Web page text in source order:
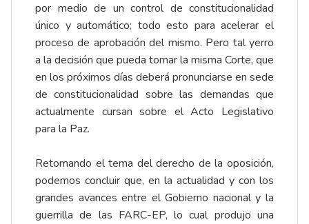
por medio de un control de constitucionalidad
único y automático; todo esto para acelerar el
proceso de aprobación del mismo. Pero tal yerro
a la decisión que pueda tomar la misma Corte, que
en los próximos días deberá pronunciarse en sede
de constitucionalidad sobre las demandas que
actualmente cursan sobre el Acto Legislativo
para la Paz.
Retomando el tema del derecho de la oposición,
podemos concluir que, en la actualidad y con los
grandes avances entre el Gobierno nacional y la
guerrilla de las FARC-EP, lo cual produjo una